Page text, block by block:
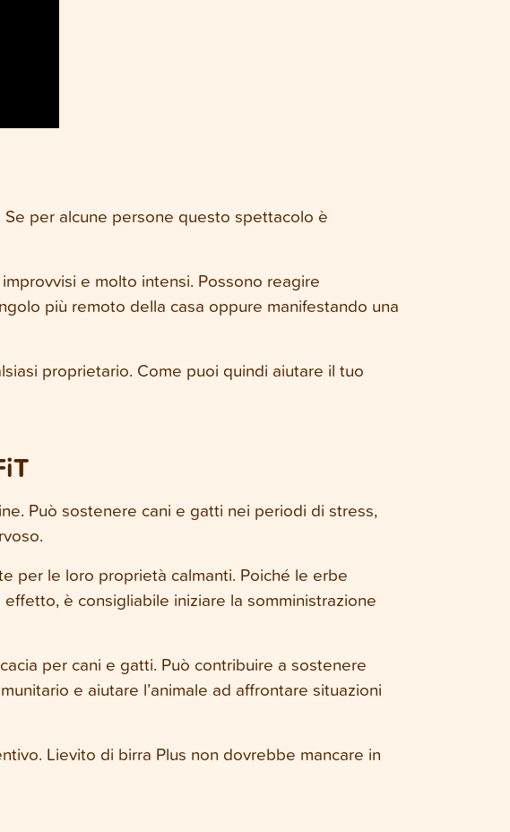
Se per alcune persone questo spettacolo è
e molto intensi. Possono reagire
più remoto della casa oppure manifestando una
proprietario. Come puoi quindi aiutare il tuo
Può sostenere cani e gatti nei periodi di stress,
per le loro proprietà calmanti. Poiché le erbe
è consigliabile iniziare la somministrazione
per cani e gatti. Può contribuire a sostenere
e aiutare l’animale ad affrontare situazioni
Lievito di birra Plus non dovrebbe mancare in